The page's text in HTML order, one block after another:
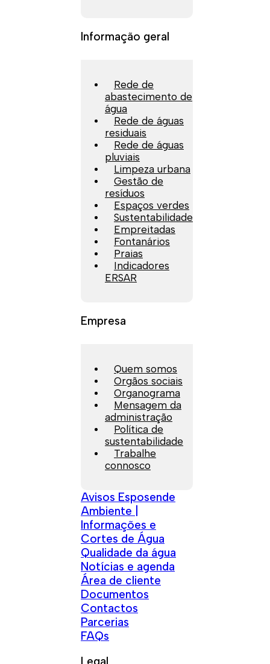
Informação geral
Rede de
abastecimento de
água
Rede de águas
residuais
Rede de águas
pluviais
Limpeza urbana
Gestão de
resíduos
Espaços verdes
Sustentabilidade
Empreitadas
Fontanários
Praias
Indicadores
ERSAR
Empresa
Quem somos
Orgãos sociais
Organograma
Mensagem da
administração
Política de
sustentabilidade
Trabalhe
connosco
Avisos Esposende
Ambiente |
Informações e
Cortes de Água
Qualidade da água
Notícias e agenda
Área de cliente
Documentos
Contactos
Parcerias
FAQs